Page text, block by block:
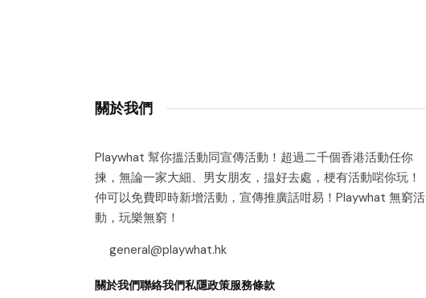
關於我們
Playwhat 幫你搵活動同宣傳活動！超過二千個香港活動任你
揀，無論一家大細、男女朋友，揾好去處，梗有活動啱你玩！
仲可以免費即時新增活動，宣傳推廣話咁易！Playwhat 無窮活
動，玩樂無窮！
general@playwhat.hk
關於我們聯絡我們私隱政策服務條款